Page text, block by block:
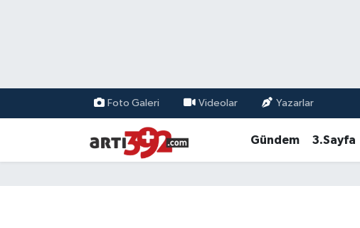
Foto Galeri Videolar Yazarlar
Gündem 3.Sayfa